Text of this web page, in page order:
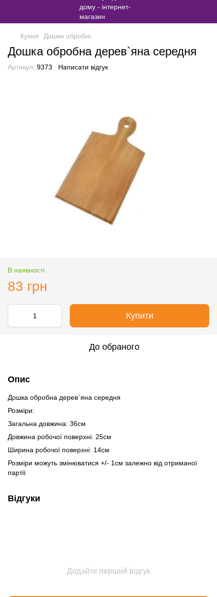
Кухня Дошки обробні
Дошка обробна дерев`яна середня
Артикул: 9373 Написати відгук
В наявності
83 грн
Купити
До обраного
Опис
Дошка обробна дерев`яна середня
Розміри:
Загальна довжина: 36см
Довжина робочої поверхні: 25см
Ширина робочої поверхні: 14см
Розміри можуть змінюватися +/- 1см залежно від отриманої
партії
Відгуки
Додайте перший відгук